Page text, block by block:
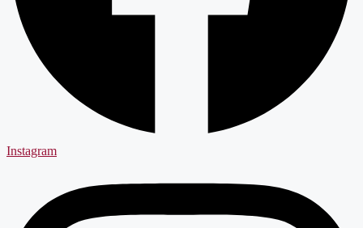
Instagram